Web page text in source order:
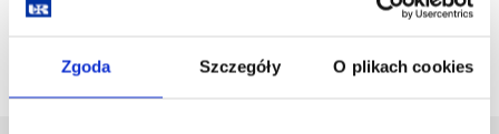
Zgoda Szczegóły O plikach cookies
stopnia!